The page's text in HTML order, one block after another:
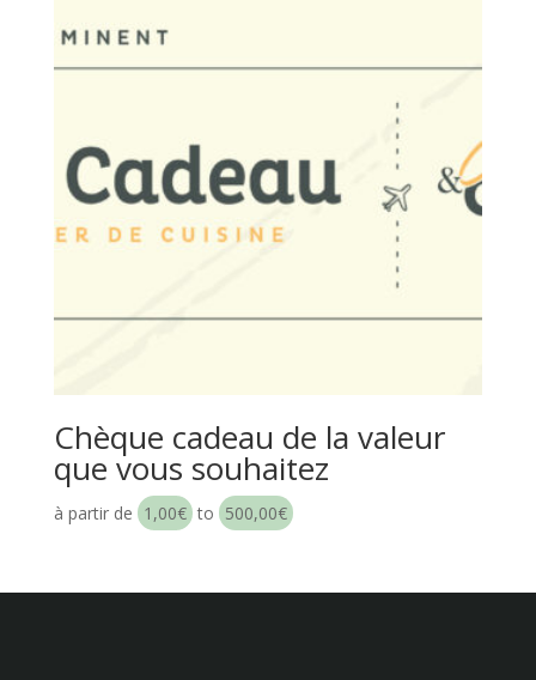
Chèque cadeau de la valeur
que vous souhaitez
à partir de 1,00€ to 500,00€